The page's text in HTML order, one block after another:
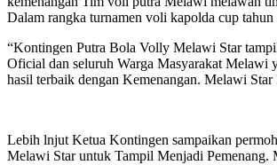
Dalam rangka turnamen voli kapolda cup
“Kontingen Putra Bola Volly Melawi Star
Oficial dan seluruh Warga Masyarakat Melawi
hasil terbaik dengan Kemenangan. Melawi
Lebih lnjut Ketua Kontingen sampaikan
Melawi Star untuk Tampil Menjadi Pemenang.